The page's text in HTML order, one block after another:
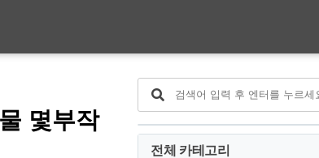
몇부작
전체 카테고리